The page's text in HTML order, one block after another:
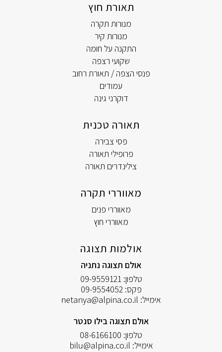
תאורת חוץ
מנורות תקרה
מנורות קיר
התקנה על חומה
שקועי רצפה
פנסי הצפה / תאורת רחוב
עמודים
דוקרני גינה
תאורה טכנית
פסי צבירה
פרופילי תאורה
צילינדרים תאורה
מאווררי תקרה
מאווררי פנים
מאווררי חוץ
אולמות תצוגה
אולם תצוגה נתניה
טלפון:09-9559121
פקס:09-9554052
אימייל: netanya@alpina.co.il
אולם תצוגה בילו סנטר
טלפון: 08-6166100
אימייל: bilu@alpina.co.il